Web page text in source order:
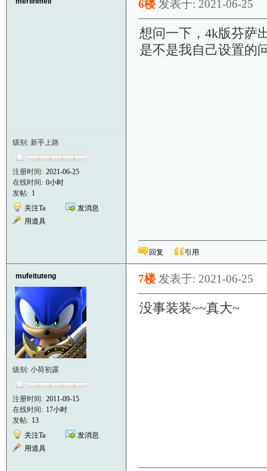
级别: 新手上路
注册时间: 2021-06-25
在线时间: 0小时
发帖: 1
关注Ta
发消息
用道具
6楼 发表于: 2021-06-25
想问一下，4k版芬萨
是不是我自己设置的
回复 引用
mufeituteng
级别: 小荷初露
注册时间: 2011-09-15
在线时间: 17小时
发帖: 13
关注Ta
发消息
用道具
7楼 发表于: 2021-06-25
没事装装~~真大~